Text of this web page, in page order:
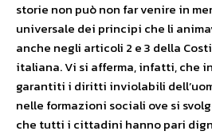
storie non può non far venire in
universale dei principi che li
anche negli articoli 2 e 3 della
italiana. Vi si afferma, infatti, che
garantiti i diritti inviolabili
nelle formazioni sociali ove si
che tutti i cittadini hanno pari